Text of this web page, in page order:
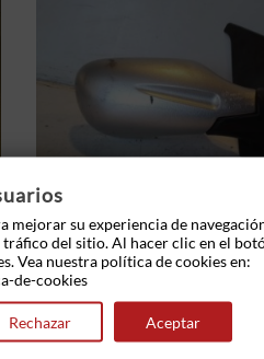
Retrovisor Derecho Tata
TDI (71 Cv)
Precio
30,00 €
mejorar su experiencia de
del sitio. Al hacer clic en el
Vea nuestra política de cookies en:
de-cookies
Rechazar Aceptar